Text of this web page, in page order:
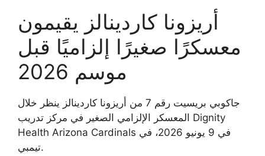
أريزونا كاردينالز يقيمون
معسكرًا صغيرًا إلزاميًا قبل
موسم 2026
جاكوبي بريسيت رقم 7 من أريزونا كاردينالز ينظر خلال
المعسكر الإلزامي الصغير في مركز تدريب Dignity
Health Arizona Cardinals في 9 يونيو 2026، في
تيمبي.